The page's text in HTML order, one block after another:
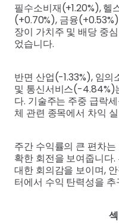
필수소비재(+1.20%), 헬
(+0.70%), 금융
장이 가치주 및 배당 중
었습니다.
반면 산업(-1.33%), 임
및 통신서비스(-4.84%)
다. 기술주는 주중 급락
체 관련 종목에서 차익
주간 수익률의 큰 편차
확한 회전을 보여줍니다
대한 회의감을 보이며,
터에서 수익 탄력성을 추